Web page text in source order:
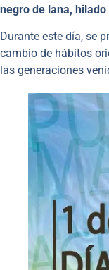
negro de lana,
Durante este día, se
cambio de hábitos
las generaciones